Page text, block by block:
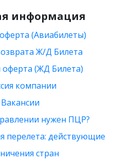
информация
(Авиабилеты)
Ж/Д Билета
оферта (ЖД Билета)
компании
Вакансии
нужен ПЦР?
перелета: действующие
стран